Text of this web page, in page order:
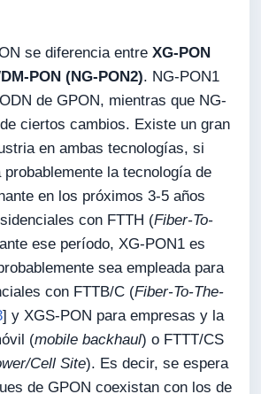
se diferencia entreXG-PON
PON (NG-PON2). NG-PON1
de GPON, mientras que NG-
ciertos cambios. Existe un gran
en ambas tecnologías, si
probablemente la tecnología de
en los próximos 3-5 años
con FTTH (Fiber-To-
ese período, XG-PON1 es
sea empleada para
con FTTB/C (Fiber-To-The-
] y XGS-PON para empresas y la
(mobile backhaul) o FTTT/CS
Cell Site). Es decir, se espera
de GPON coexistan con los de